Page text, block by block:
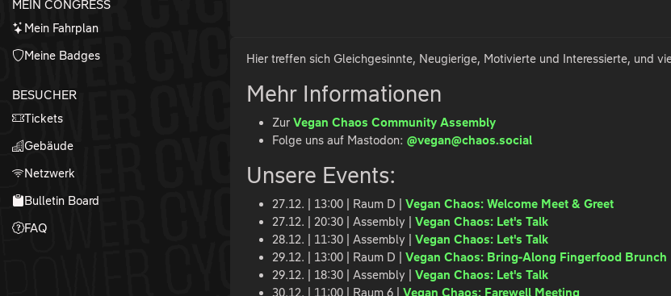
MEIN CONGRESS
Mein Fahrplan
Meine Badges
BESUCHER
Tickets
Gebäude
Netzwerk
Bulletin Board
FAQ
Hier treffen sich Gleichgesinnte, Neugierige, Motivierte und Interessierte, und
Mehr Informationen
ZurVegan Chaos Community Assembly
Folge uns auf Mastodon:@vegan@chaos.social
Unsere Events:
27.12. | 13:00 | Raum D |Vegan Chaos: Welcome Meet & Greet
27.12. | 20:30 | Assembly |Vegan Chaos: Let's Talk
28.12. | 11:30 | Assembly |Vegan Chaos: Let's Talk
29.12. | 13:00 | Raum D |Vegan Chaos: Bring-Along Fingerfood Brunch
29.12. | 18:30 | Assembly |Vegan Chaos: Let's Talk
30.12. | 11:00 | Raum 6 |Vegan Chaos: Farewell Meeting